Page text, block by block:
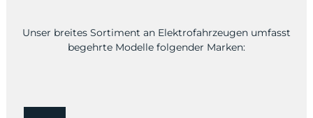
Unser breites Sortiment an Elektrofahrzeugen umfasst
begehrte Modelle folgender Marken: